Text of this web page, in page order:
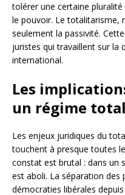
tolérer une certaine pluralité
le pouvoir. Le totalitarisme,
seulement la passivité.
juristes qui travaillent sur la
international.
Les
un régime
Les enjeux juridiques du
touchent à presque toutes
constat est brutal : dans un
est aboli. La séparation des
démocraties libérales depuis